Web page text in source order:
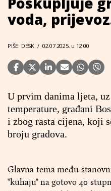
voda,
PIŠE: DESK / 02.07.2025. u 12:00
U prvim danima ljeta,
temperature, građani
i zbog rasta cijena, koji
broju gradova.
Glavna tema među
"kuhaju" na gotovo 40